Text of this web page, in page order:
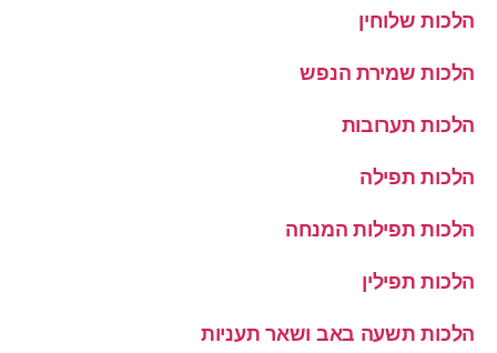
הלכות שלוחין
הלכות שמירת הנפש
הלכות תערובות
הלכות תפילה
הלכות תפילות המנחה
הלכות תפילין
הלכות תשעה באב ושאר תעניות